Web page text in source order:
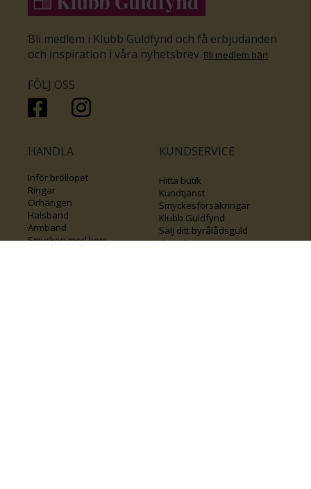
Bli medlem i Klubb Guldfynd och få erbjudanden
och inspiration i våra nyhetsbrev. Bli medlem här!
FÖLJ OSS
HANDLA
Inför bröllopet
Ringar
Örhängen
Halsband
Armband
Smycken med kors
KUNDSERVICE
Hitta butik
Kundtjänst
Smyckesförsäkringar
Klubb Guldfynd
Sälj ditt byrålådsguld
Kontakta oss